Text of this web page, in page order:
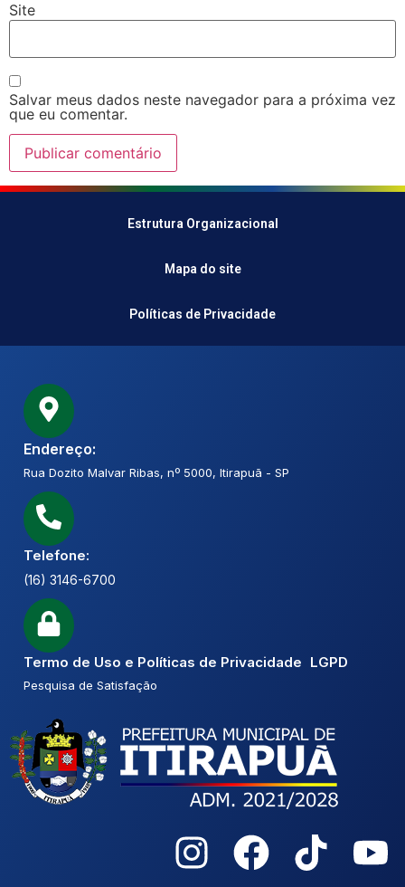
Site
Salvar meus dados neste navegador para a próxima vez
que eu comentar.
Estrutura Organizacional
Mapa do site
Políticas de Privacidade
Endereço:
Rua Dozito Malvar Ribas, nº 5000, Itirapuã - SP
Telefone:
(16) 3146-6700
Termo de Uso e Políticas de Privacidade LGPD
Pesquisa de Satisfação